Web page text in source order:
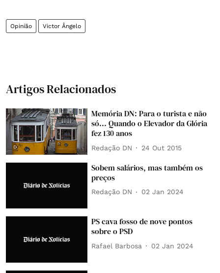
Opinião Victor Ângelo
Artigos Relacionados
Memória DN: Para o turista e não
só... Quando o Elevador da Glória
fez 130 anos
Redação DN 24 Out 2015
Sobem salários, mas também os
preços
Redação DN 02 Jan 2024
PS cava fosso de nove pontos
sobre o PSD
Rafael Barbosa 02 Jan 2024